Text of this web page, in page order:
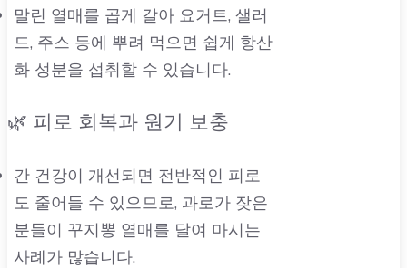
말린 열매를 곱게 갈아 요거트, 샐러
드, 주스 등에 뿌려 먹으면 쉽게 항산
화 성분을 섭취할 수 있습니다.
🌿 피로 회복과 원기 보충
간 건강이 개선되면 전반적인 피로
도 줄어들 수 있으므로, 과로가 잦은
분들이 꾸지뽕 열매를 달여 마시는
사례가 많습니다.